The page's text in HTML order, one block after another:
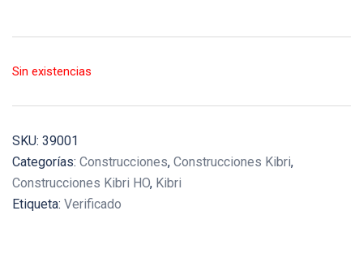
Sin existencias
SKU: 39001
Categorías: Construcciones, Construcciones Kibri,
Construcciones Kibri HO, Kibri
Etiqueta: Verificado